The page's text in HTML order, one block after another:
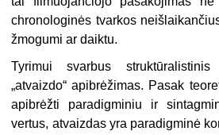
chronologinės tvarkos
žmogumi ar daiktu.
Tyrimui svarbus struktūralistinis
„atvaizdo“ apibrėžimas. Pasak
apibrėžti paradigminiu ir
vertus, atvaizdas yra paradigminė